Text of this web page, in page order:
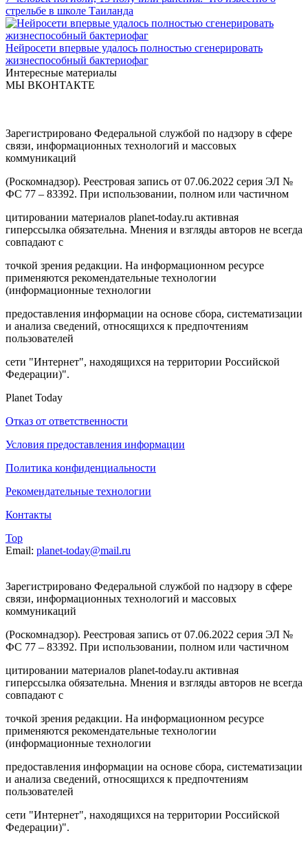
стрельбе в школе Таиланда
Нейросети впервые удалось полностью сгенерировать
жизнеспособный бактериофаг
Интересные материалы
МЫ ВКОНТАКТЕ
Зарегистрировано Федеральной службой по надзору в сфере
связи, информационных технологий и массовых
коммуникаций
(Роскомнадзор). Реестровая запись от 07.06.2022 серия ЭЛ №
ФС 77 – 83392. При использовании, полном или частичном
цитировании материалов planet-today.ru активная
гиперссылка обязательна. Мнения и взгляды авторов не всегда
совпадают с
точкой зрения редакции. На информационном ресурсе
применяются рекомендательные технологии
(информационные технологии
предоставления информации на основе сбора, систематизации
и анализа сведений, относящихся к предпочтениям
пользователей
сети "Интернет", находящихся на территории Российской
Федерации)".
Planet Today
Отказ от ответственности
Условия предоставления информации
Политика конфиденциальности
Рекомендательные технологии
Контакты
Top
Email: planet-today@mail.ru
Зарегистрировано Федеральной службой по надзору в сфере
связи, информационных технологий и массовых
коммуникаций
(Роскомнадзор). Реестровая запись от 07.06.2022 серия ЭЛ №
ФС 77 – 83392. При использовании, полном или частичном
цитировании материалов planet-today.ru активная
гиперссылка обязательна. Мнения и взгляды авторов не всегда
совпадают с
точкой зрения редакции. На информационном ресурсе
применяются рекомендательные технологии
(информационные технологии
предоставления информации на основе сбора, систематизации
и анализа сведений, относящихся к предпочтениям
пользователей
сети "Интернет", находящихся на территории Российской
Федерации)".